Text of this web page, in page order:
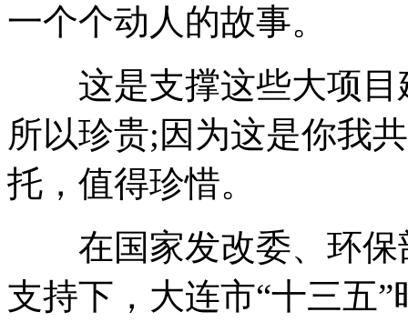
一个个动人的故事。
这是支撑这些大项目
所以珍贵;因为这是你我
托，值得珍惜。
在国家发改委、环保
支持下，大连市“十三五